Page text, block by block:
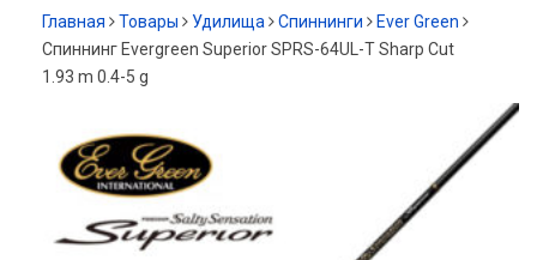
Главная Товары Удилища Спиннинги
Ever Green
Спиннинг Evergreen Superior SPRS-64UL-T Sharp Cut
1.93 m 0.4-5 g